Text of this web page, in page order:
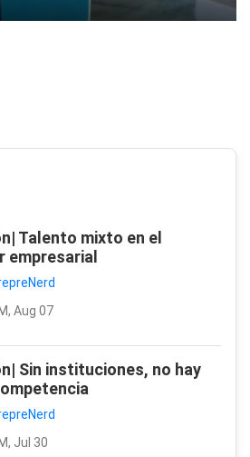
Talento mixto en el
empresarial
Aug 07
Sin instituciones, no hay
Jul 30